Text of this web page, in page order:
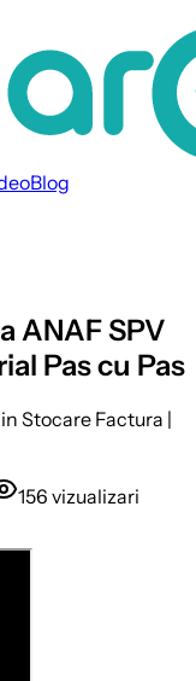
Blog
ANAF SPV
Pas cu Pas
Stocare Factura |
156 vizualizari